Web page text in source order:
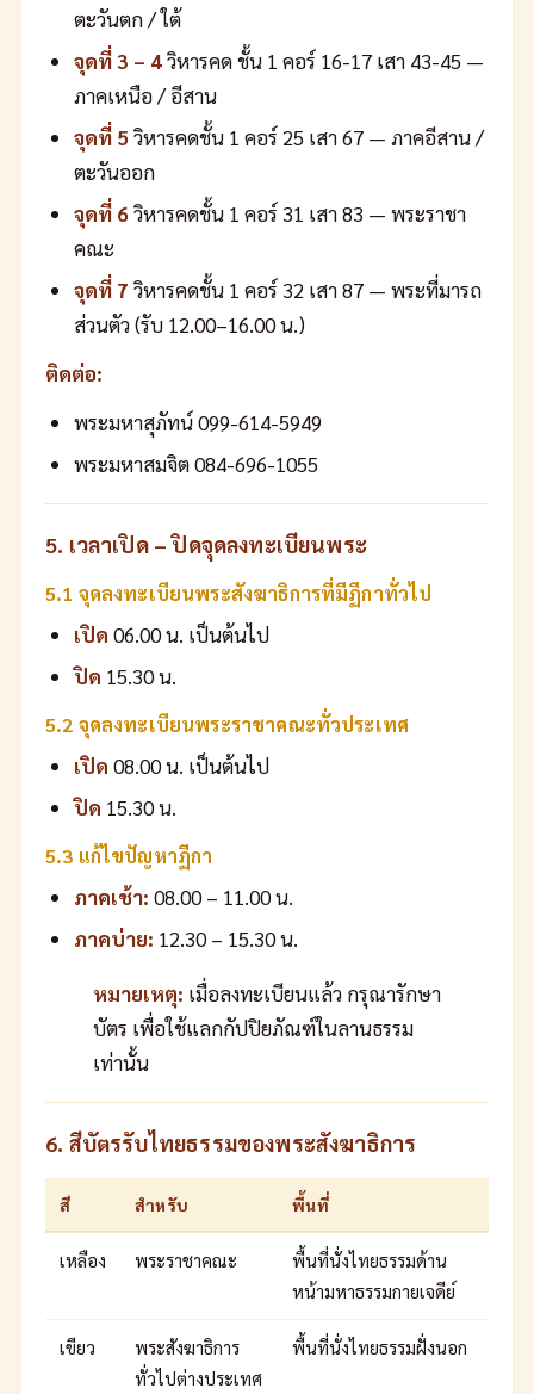
ตะวันตก / ใต้
จุดที่ 3 – 4วิหารคด ชั้น 1 คอร์ 16-17 เสา 43-45 —
ภาคเหนือ / อีสาน
จุดที่ 5วิหารคดชั้น 1 คอร์ 25 เสา 67 — ภาคอีสาน /
ตะวันออก
จุดที่ 6วิหารคดชั้น 1 คอร์ 31 เสา 83 — พระราชา
คณะ
จุดที่ 7 วิหารคดชั้น 1 คอร์ 32 เสา 87 — พระที่มารถ
ส่วนตัว (รับ 12.00–16.00 น.)
ติดต่อ:
พระมหาสุภัทน์ 099-614-5949
พระมหาสมจิต 084-696-1055
5. เวลาเปิด – ปิดจุดลงทะเบียนพระ
5.1 จุดลงทะเบียนพระสังฆาธิการที่มีฏีกาทั่วไป
เปิด 06.00 น. เป็นต้นไป
ปิด 15.30 น.
5.2 จุดลงทะเบียนพระราชาคณะทั่วประเทศ
เปิด 08.00 น. เป็นต้นไป
ปิด 15.30 น.
5.3 แก้ไขปัญหาฏีกา
ภาคเช้า: 08.00 – 11.00 น.
ภาคบ่าย: 12.30 – 15.30 น.
หมายเหตุ: เมื่อลงทะเบียนแล้ว กรุณารักษา
บัตร เพื่อใช้แลกกัปปิยภัณฑ์ในลานธรรม
เท่านั้น
6. สีบัตรรับไทยธรรมของพระสังฆาธิการ
สี สำหรับ พื้นที่
เหลือง พระราชาคณะ
พื้นที่นั่งไทยธรรมด้าน
หน้ามหาธรรมกายเจดีย์
เขียว
พระสังฆาธิการ
ทั่วไปต่างประเทศ
พื้นที่นั่งไทยธรรมฝั่งนอก